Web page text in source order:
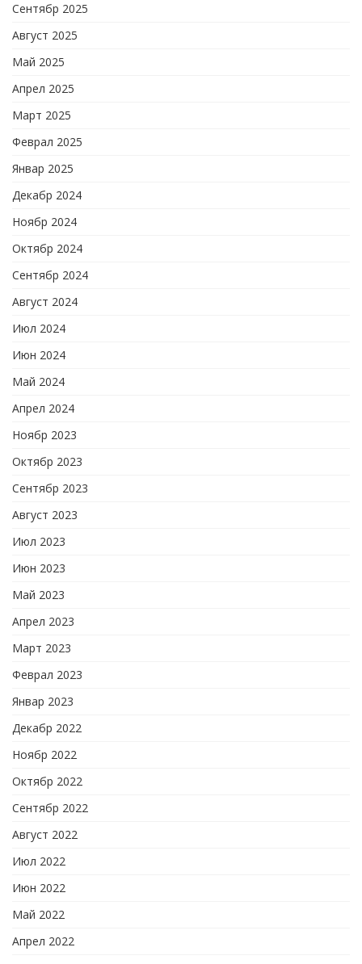
Сентябр 2025
Август 2025
Май 2025
Апрел 2025
Март 2025
Феврал 2025
Январ 2025
Декабр 2024
Ноябр 2024
Октябр 2024
Сентябр 2024
Август 2024
Июл 2024
Июн 2024
Май 2024
Апрел 2024
Ноябр 2023
Октябр 2023
Сентябр 2023
Август 2023
Июл 2023
Июн 2023
Май 2023
Апрел 2023
Март 2023
Феврал 2023
Январ 2023
Декабр 2022
Ноябр 2022
Октябр 2022
Сентябр 2022
Август 2022
Июл 2022
Июн 2022
Май 2022
Апрел 2022